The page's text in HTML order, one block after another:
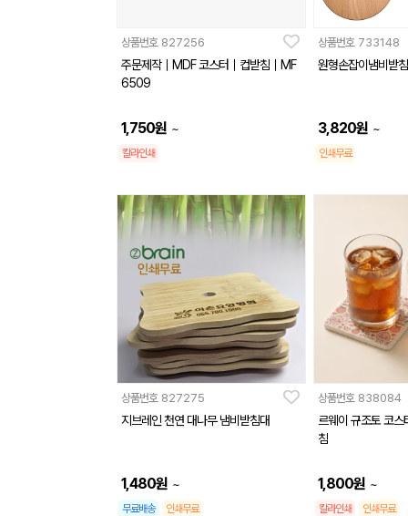
상품번호 827256
주문제작｜MDF 코스터｜컵받침｜MF
6509
1,750원 ~
칼라인쇄
상품번호 733148
원형손잡이냄비받
3,820원 ~
인쇄무료
상품번호 827275
지브레인 천연 대나무 냄비받침대
1,480원 ~
무료배송 인쇄무료
상품번호 838084
르웨이 규조토 코
침
1,800원 ~
칼라인쇄 인쇄무료